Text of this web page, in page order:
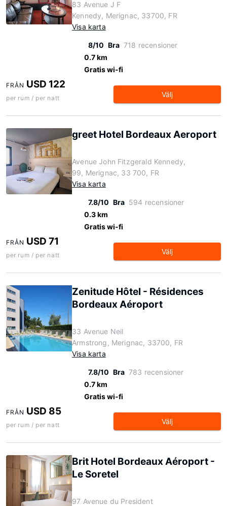
83 Avenue J F
Kennedy, Merignac, 33700, FR
Visa karta
8/10 Bra 718 recensioner
0.7 km
Gratis wi-fi
FRÅN USD 122
per rum / per natt Välj
greet Hotel Bordeaux Aeroport
Avenue John Fitzgerald Kennedy,
99, Merignac, 33 700, FR
Visa karta
7.8/10 Bra 594 recensioner
0.3 km
Gratis wi-fi
FRÅN USD 71
per rum / per natt Välj
Zenitude Hôtel - Résidences
Bordeaux Aéroport
33 Avenue Neil
Armstrong, Merignac, 33700, FR
Visa karta
7.8/10 Bra 783 recensioner
0.7 km
Gratis wi-fi
FRÅN USD 85
per rum / per natt Välj
Brit Hotel Bordeaux Aéroport -
Le Soretel
97 Avenue du President